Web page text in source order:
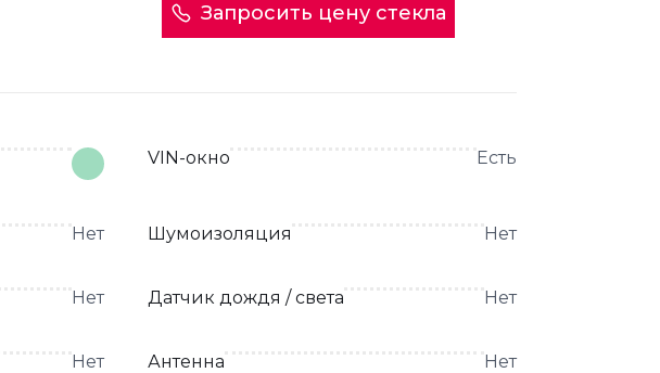
Запросить цену стекла
VIN-окно Есть
Нет Шумоизоляция Нет
Нет Датчик дождя / света Нет
Нет Антенна Нет